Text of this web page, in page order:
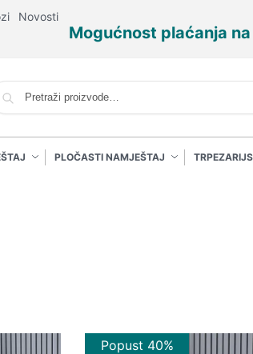
Novosti
Mogućnost plaćanja
PLOČASTI NAMJEŠTAJ
Popust 40%